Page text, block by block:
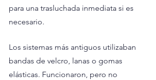
para una trasluchada inmediata si es
necesario.
Los sistemas más antiguos utilizaban
bandas de velcro, lanas o gomas
elásticas. Funcionaron, pero no